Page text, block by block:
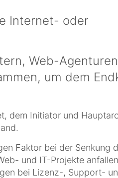
Internet- oder
Web-
um dem
dem Initiator und
Faktor bei der Senkung
und IT-Projekte
bei Lizenz-, Support-